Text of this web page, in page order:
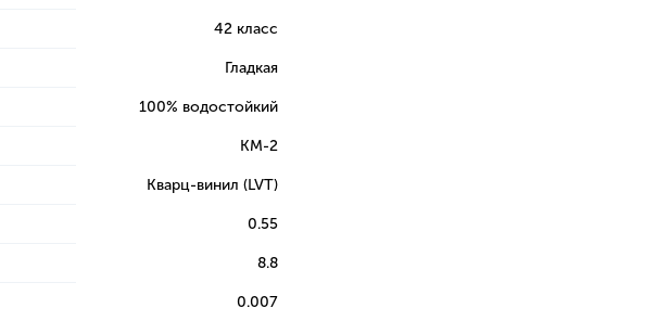
42 класс
Гладкая
100% водостойкий
КМ-2
Кварц-винил (LVT)
0.55
8.8
0.007